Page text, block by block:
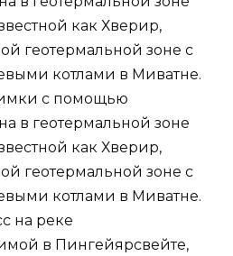
как Хверир,
геотермальной зоне с
котлами в Миватне.
с помощью
в геотермальной зоне
как Хверир,
геотермальной зоне с
котлами в Миватне.
на реке
в Пингейярсвейте,